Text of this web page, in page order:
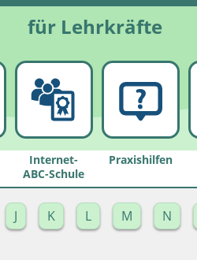
für Lehrkräfte
Internet-
ABC-Schule
Praxishilfen
J K L M N